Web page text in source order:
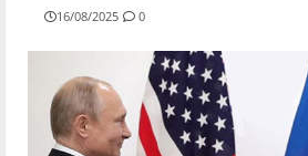
16/08/2025
0